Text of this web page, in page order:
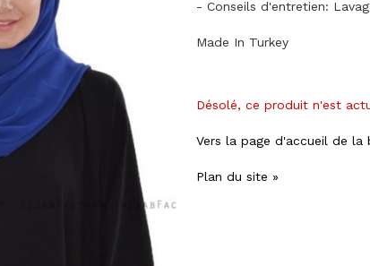
- Conseils d'entretien:
Made In Turkey
Désolé, ce produit n'est
Vers la page d'accueil de la
Plan du site »